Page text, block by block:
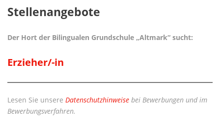
Stellenangebote
Der Hort der Bilingualen Grundschule „Altmark“ sucht:
Erzieher/-in
Lesen Sie unsere Datenschutzhinweise bei Bewerbungen und im
Bewerbungsverfahren.